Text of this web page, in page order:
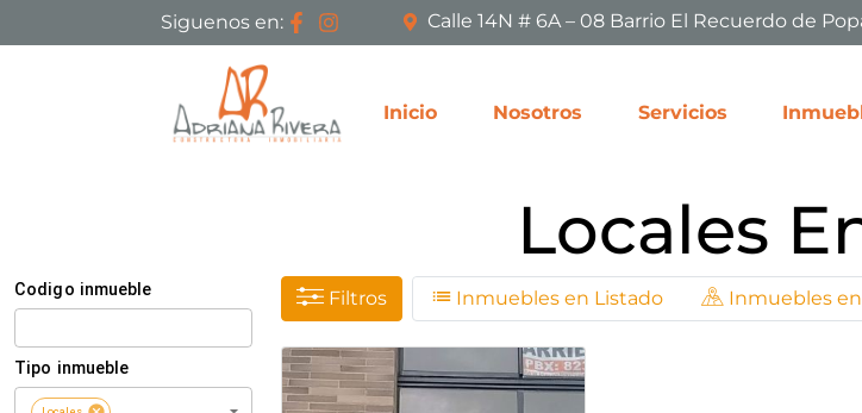
Siguenos en: Calle 14N # 6A – 08 Barrio El Recuerdo de
Inicio Nosotros Servicios
Locales
Filtros Inmuebles en Listado Inmuebles